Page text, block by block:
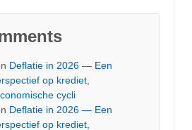
Deflatie in 2026 — Een
op krediet,
cycli
Deflatie in 2026 — Een
op krediet,